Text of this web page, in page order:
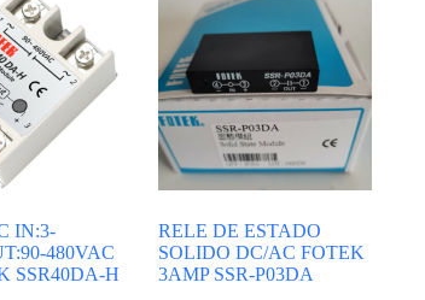
IN:3-
480VAC
SSR40DA-H
RELE DE ESTADO
SOLIDO DC/AC FOTEK
3AMP SSR-P03DA